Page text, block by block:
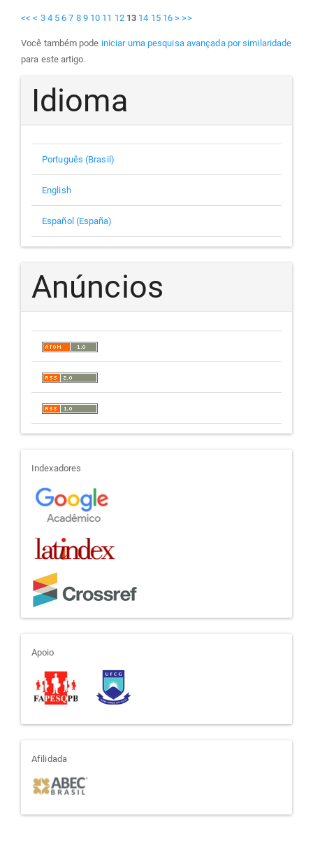
<< < 3 4 5 6 7 8 9 10 11 12 13 14 15 16 > >>
Você também pode iniciar uma pesquisa avançada por similaridade
para este artigo.
Idioma
Português (Brasil)
English
Español (España)
Anúncios
indexadores
Indexadores
apoio
Apoio
afiliada
Afilidada